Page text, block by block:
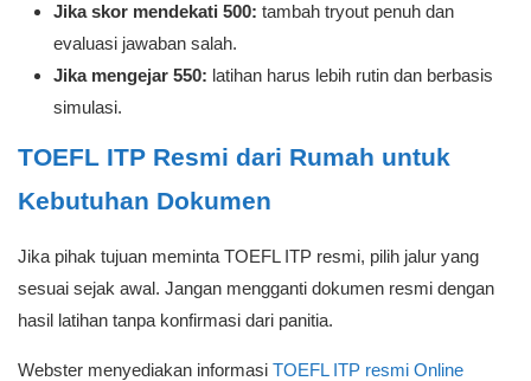
Jika skor mendekati 500: tambah tryout penuh dan
evaluasi jawaban salah.
Jika mengejar 550: latihan harus lebih rutin dan berbasis
simulasi.
TOEFL ITP Resmi dari Rumah untuk
Kebutuhan Dokumen
Jika pihak tujuan meminta TOEFL ITP resmi, pilih jalur yang
sesuai sejak awal. Jangan mengganti dokumen resmi dengan
hasil latihan tanpa konfirmasi dari panitia.
Webster menyediakan informasi TOEFL ITP resmi Online